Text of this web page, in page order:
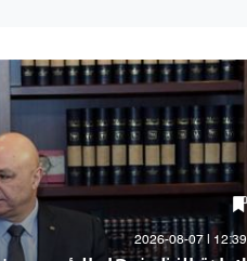
12:39 | 2026-08-07